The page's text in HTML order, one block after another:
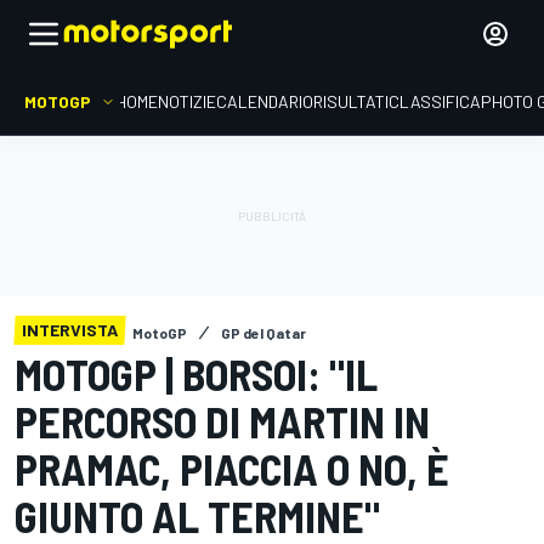
MOTOGP HOMENOTIZIECALENDARIORISULTATICLASSIFICAPHOTO
INTERVISTA MotoGP GP del Qatar
MOTOGP | BORSOI: "IL
PERCORSO DI MARTIN IN
PRAMAC, PIACCIA O NO, È
GIUNTO AL TERMINE"